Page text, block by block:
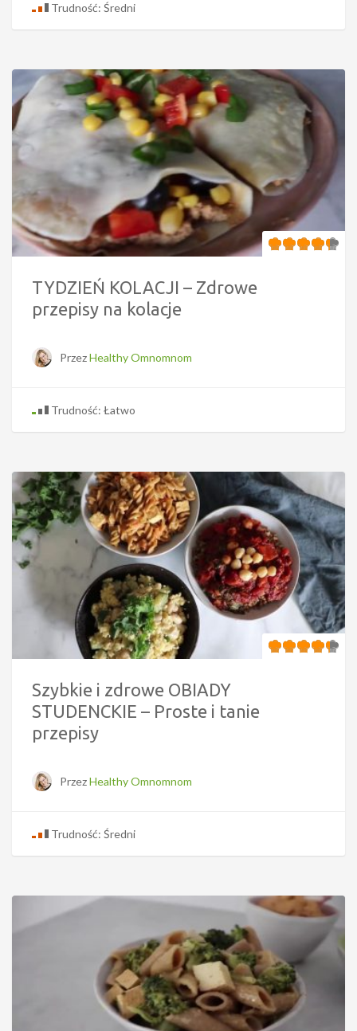
Trudność: Średni
TYDZIEŃ KOLACJI – Zdrowe
przepisy na kolacje
PrzezHealthy Omnomnom
Trudność: Łatwo
Szybkie i zdrowe OBIADY
STUDENCKIE – Proste i tanie
przepisy
PrzezHealthy Omnomnom
Trudność: Średni